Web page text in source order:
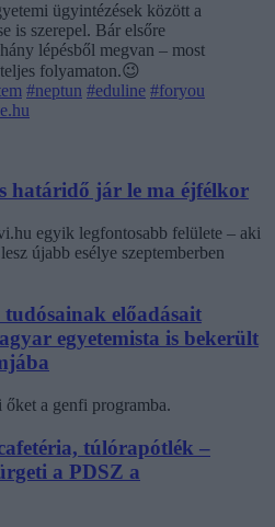
ügyintézések között a
is szerepel. Bár elsőre
lépésből megvan – most
folyamaton.😉
#neptun #eduline #foryou
határidő jár le ma éjfélkor
egyik legfontosabb felülete – aki
újabb esélye szeptemberben
előadásait
egyetemista is bekerült
a genfi programba.
túlórapótlék –
a PDSZ a